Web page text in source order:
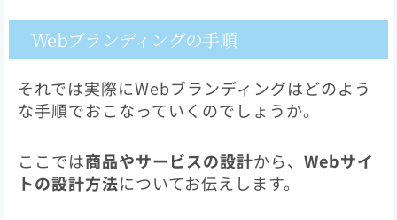
Webブランディングの手順
それでは実際にWebブランディングはどのよう
な手順でおこなっていくのでしょうか。
ここでは商品やサービスの設計から、 Webサイ
トの設計方法についてお伝えします。